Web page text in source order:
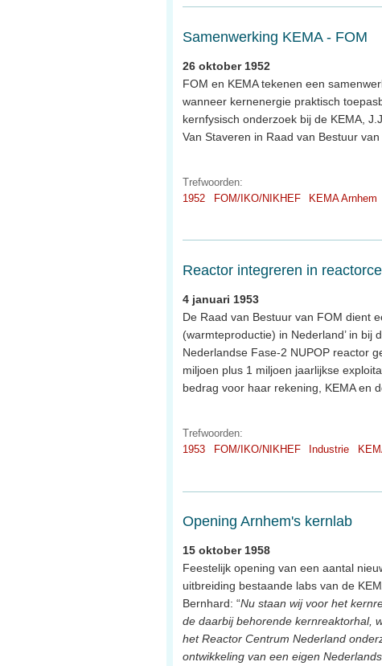
Samenwerking KEMA - FOM
26 oktober 1952
FOM en KEMA tekenen een
wanneer kernenergie praktisch
kernfysisch onderzoek bij de KEMA,
Van Staveren in Raad van Bestuur van
Trefwoorden:
1952
FOM/IKO/NIKHEF KEMA Arnhem
Reactor integreren in
4 januari 1953
De Raad van Bestuur van FOM dient
(warmteproductie) in Nederland’ in bij
Nederlandse Fase-2 NUPOP reactor
miljoen plus 1 miljoen jaarlijkse
bedrag voor haar rekening, KEMA en
Trefwoorden:
1953
FOM/IKO/NIKHEF Industrie
Opening Arnhem's kernlab
15 oktober 1958
Feestelijk opening van een aantal
uitbreiding bestaande labs van de
Bernhard: “Nu staan wij voor het
de daarbij behorende kernreaktorhal,
het Reactor Centrum Nederland
ontwikkeling van een eigen